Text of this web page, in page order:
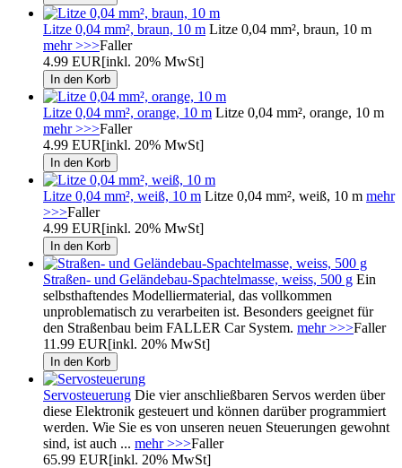
Litze 0,04 mm², braun, 10 m Litze 0,04 mm², braun, 10 m
mehr >>>Faller
4.99 EUR[inkl. 20% MwSt]
Litze 0,04 mm², orange, 10 m Litze 0,04 mm², orange, 10 m
mehr >>>Faller
4.99 EUR[inkl. 20% MwSt]
Litze 0,04 mm², weiß, 10 m Litze 0,04 mm², weiß, 10 m mehr
>>>Faller
4.99 EUR[inkl. 20% MwSt]
Straßen- und Geländebau-Spachtelmasse, weiss, 500 g Ein
selbsthaftendes Modelliermaterial, das vollkommen
unproblematisch zu verarbeiten ist. Besonders geeignet für
den Straßenbau beim FALLER Car System. mehr >>>Faller
11.99 EUR[inkl. 20% MwSt]
Servosteuerung Die vier anschließbaren Servos werden über
diese Elektronik gesteuert und können darüber programmiert
werden. Wie Sie es von unseren neuen Steuerungen gewohnt
sind, ist auch ... mehr >>>Faller
65.99 EUR[inkl. 20% MwSt]